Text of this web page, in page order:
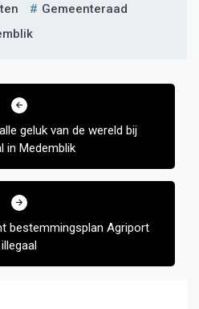
Gemeenteraad
geluk van de wereld bij
in Medemblik
bestemmingsplan Agriport
illegaal